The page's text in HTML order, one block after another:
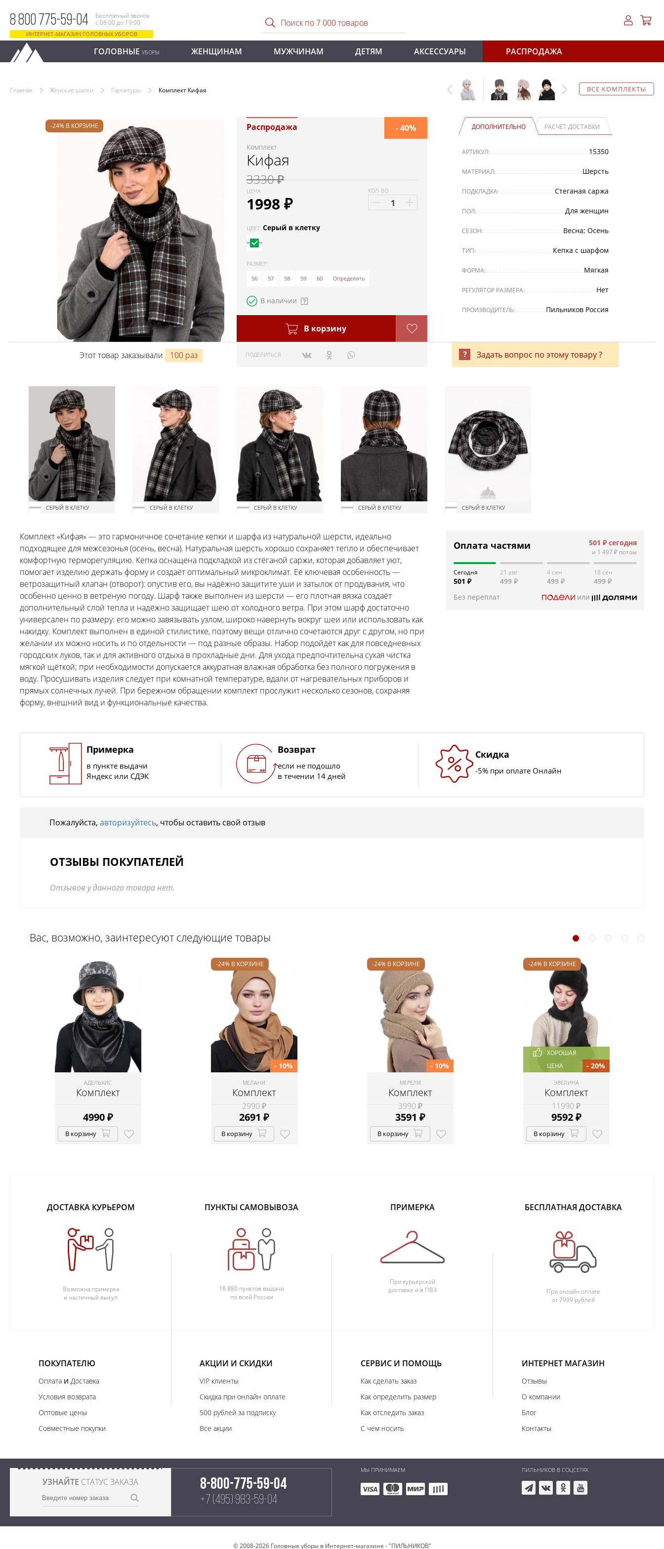
8 800 775-59-04
Бесплатный звонок
с 08:00 до 19:00
ИНТЕРНЕТ-МАГАЗИН ГОЛОВНЫХ УБОРОВ
ГОЛОВНЫЕ УБОРЫ ЖЕНЩИНАМ МУЖЧИНАМ ДЕТЯМ АКСЕССУАРЫ РАСПРОДАЖА
ВСЕ КОМПЛЕКТЫ
Главная Женские шапки Гарнитуры Комплект Кифая
-24% В КОРЗИНЕ Распродажа
Комплект
Кифая
3330 ₽
ЦЕНА
1998 ₽
- 40%
КОЛ-ВО
ЦВЕТ: Серый в клетку
РАЗМЕР:
56
57 58 59 60 Определить
В наличии
В корзину
ПОДЕЛИТЬСЯ
ДОПОЛНИТЕЛЬНО РАСЧЕТ ДОСТАВКИ
АРТИКУЛ: 15350
МАТЕРИАЛ: Шерсть
ПОДКЛАДКА: Стеганая саржа
ПОЛ: Для женщин
СЕЗОН: Весна; Осень
ТИП: Кепка с шарфом
ФОРМА: Мягкая
РЕГУЛЯТОР РАЗМЕРА: Нет
ПРОИЗВОДИТЕЛЬ: Пильников Россия
Этот товар заказывали 100 раз Задать вопрос по этому товару ?
СЕРЫЙ В КЛЕТКУ СЕРЫЙ В КЛЕТКУ СЕРЫЙ В КЛЕТКУ СЕРЫЙ В КЛЕТКУ СЕРЫЙ В КЛЕТКУ
Комплект «Кифая» — это гармоничное сочетание кепки и шарфа из натуральной шерсти, идеально
подходящее для межсезонья (осень, весна). Натуральная шерсть хорошо сохраняет тепло и обеспечивает
комфортную терморегуляцию. Кепка оснащена подкладкой из стёганой саржи, которая добавляет уют,
помогает изделию держать форму и создаёт оптимальный микроклимат. Её ключевая особенность —
ветрозащитный клапан (отворот): опустив его, вы надёжно защитите уши и затылок от продувания, что
особенно ценно в ветреную погоду. Шарф также выполнен из шерсти — его плотная вязка создаёт
дополнительный слой тепла и надёжно защищает шею от холодного ветра. При этом шарф достаточно
универсален по размеру: его можно завязывать узлом, широко навернуть вокруг шеи или использовать как
накидку. Комплект выполнен в единой стилистике, поэтому вещи отлично сочетаются друг с другом, но при
желании их можно носить и по отдельности — под разные образы. Набор подойдёт как для повседневных
городских луков, так и для активного отдыха в прохладные дни. Для ухода предпочтительна сухая чистка
мягкой щёткой; при необходимости допускается аккуратная влажная обработка без полного погружения в
воду. Просушивать изделия следует при комнатной температуре, вдали от нагревательных приборов и
прямых солнечных лучей. При бережном обращении комплект прослужит несколько сезонов, сохраняя
форму, внешний вид и функциональные качества.
Оплата частями 501 ₽сегодня
и 1 497 ₽потом
Сегодня
501 ₽
21 авг
499 ₽
4 сен
499 ₽
18 сен
499 ₽
Без переплат
или
Примерка
в пункте выдачи
Яндекс или СДЭК
Возврат
если не подошло
в течении 14 дней
Скидка
-5% при оплате Онлайн
Пожалуйста, авторизуйтесь, чтобы оставить свой отзыв
ОТЗЫВЫ ПОКУПАТЕЛЕЙ
Отзывов у данного товара нет.
Вас, возможно, заинтересуют следующие товары
АДЕЛЬХИС
Комплект
4990₽
В корзину
-24% В КОРЗИНЕ
МЕЛАНИ
Комплект
2990 ₽
2691 ₽
- 10%
В корзину
-24% В КОРЗИНЕ
МЕРЕЛИ
Комплект
3990 ₽
3591 ₽
- 10%
В корзину
-24% В КОРЗИНЕ
ХОРОШАЯ
ЦЕНА
ЭВЕЛИНА
Комплект
11990 ₽
9592₽
- 20%
В корзину
ДОСТАВКА КУРЬЕРОМ
Возможна примерка
и частичный выкуп
ПУНКТЫ САМОВЫВОЗА
18 880 пунктов выдачи
по всей России
ПРИМЕРКА
При курьерской
доставке и в ПВЗ
БЕСПЛАТНАЯ ДОСТАВКА
При онлайн оплате
от 7999 рублей
ПОКУПАТЕЛЮ
Оплата и Доставка
Условия возврата
Оптовые цены
Совместные покупки
АКЦИИ И СКИДКИ
VIP клиенты
Скидка при онлайн оплате
500 рублей за подписку
Все акции
СЕРВИС И ПОМОЩЬ
Как сделать заказ
Как определить размер
Как отследить заказ
С чем носить
ИНТЕРНЕТ МАГАЗИН
Отзывы
О компании
Блог
Контакты
УЗНАЙТЕ СТАТУС ЗАКАЗА 8-800-775-59-04
+7 (495) 983-59-04
МЫ ПРИНИМАЕМ ПИЛЬНИКОВ В СОЦСЕТЯХ
© 2008-2026 Головные уборы в Интернет-магазине - "ПИЛЬНИКОВ"